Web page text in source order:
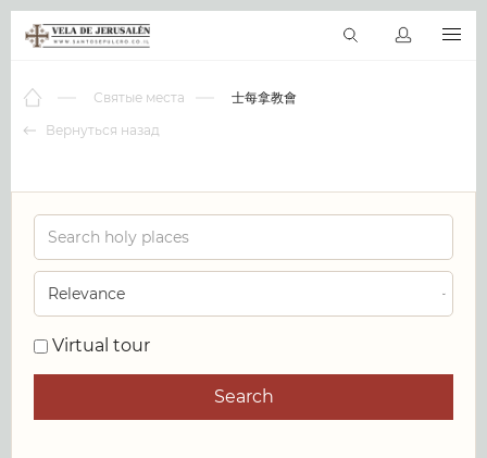
Виртуальные туры
RU
Вернуться назад
Святые места 士每拿教會
Virtual tour
Search